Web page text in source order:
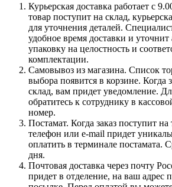
Курьерская доставка работает с
товар поступит на склад,
для уточнения деталей.
удобное время доставки и
упаковку на целостность и
комплектации.
Самовывоз из магазина. Список
выбора появится в корзине. Когда
склад, вам придет уведомление.
обратитесь к сотруднику в
номер.
Постамат. Когда заказ поступит
телефон или e-mail придет
оплатить в терминале постамата.
дня.
Почтовая доставка через почту
придет в отделение, на ваш адрес